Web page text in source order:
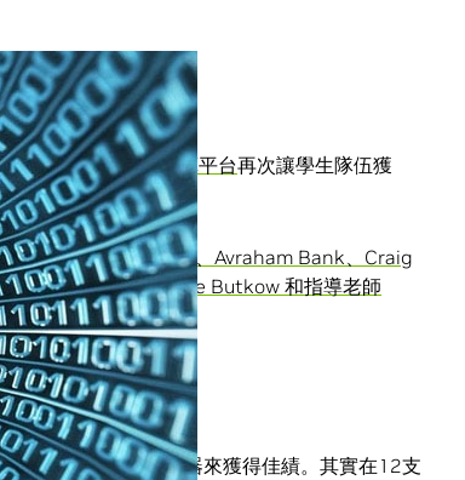
NVIDIA Tesla 加速運算平台再次讓學生隊伍獲
Bakhekile Ndlovu、
Johnson
Macleod）
用 Tesla GPU 加速器來獲得佳績。其實在12支